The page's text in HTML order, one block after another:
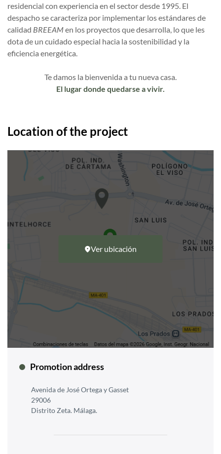
residencial con experiencia en el sector desde 1995. El
despacho se caracteriza por implementar los estándares de
calidad BREEAMen los proyectos que desarrolla, lo que les
dota de un cuidado especial hacia la sostenibilidad y la
eficiencia energética.
Te damos la bienvenida a tu nueva casa.
El lugar donde quedarse a vivir.
Location of the project
Ver ubicación
Promotion address
Avenida de José Ortega y Gasset
29006
Distrito Zeta. Málaga.